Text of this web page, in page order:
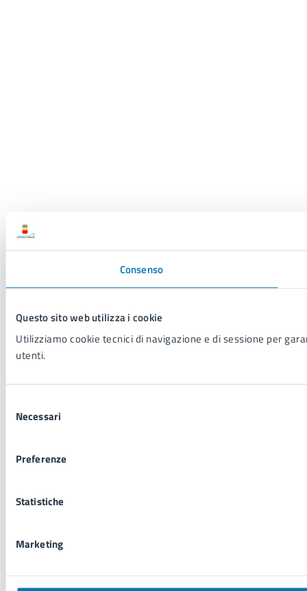
Consenso
Questo sito web utilizza i cookie
Utilizziamo cookie tecnici di navigazione e di sessione per
utenti.
delNecessari
Preferenze
Statistiche
Marketing